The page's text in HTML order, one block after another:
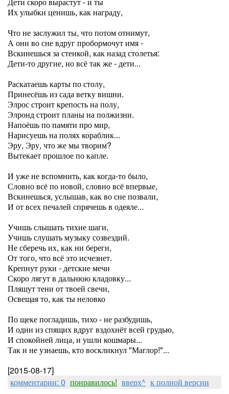
Их улыбки ценишь, как награду,
Что не заслужил ты, что потом отнимут,
А они во сне вдруг пробормочут имя -
Вскинешься за стенкой, как назад столетья:
Дети-то другие, но всё так же - дети...
Раскатаешь карты по столу,
Принесёшь из сада ветку вишни.
Элрос строит крепость на полу,
Элронд строит планы на полжизни.
Напоёшь по памяти про мир,
Нарисуешь на полях кораблик...
Эру, Эру, что же мы творим?
Вытекает прошлое по капле.
И уже не вспомнить, как когда-то было,
Словно всё по новой, словно всё впервые,
Вскинешься, услышав, как во сне позвали,
И от всех печалей спрячешь в одеяле...
Учишь слышать тихие шаги,
Учишь слушать музыку созвездий.
Не сберечь их, как ни береги,
От того, что всё это исчезнет.
Крепнут руки - детские мечи
Скоро лягут в дальнюю кладовку...
Пляшут тени от твоей свечи,
Освещая то, как ты неловко
По щеке погладишь, тихо - не разбудишь,
И один из спящих вдруг вздохнёт всей грудью,
И спокойней лица, и ушли кошмары...
Так и не узнаешь, кто воскликнул "Маглор!"...
[2015-08-17]
комментарии: 0 понравилось! вверх^ к полной версии